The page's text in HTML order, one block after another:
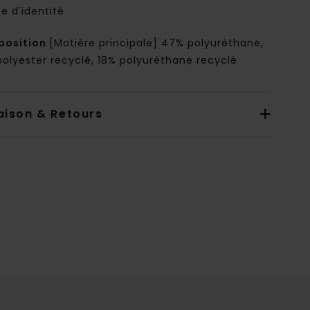
d'identité
[Matière principale] 47% polyuréthane,
polyester recyclé, 18% polyuréthane recyclé
& Retours